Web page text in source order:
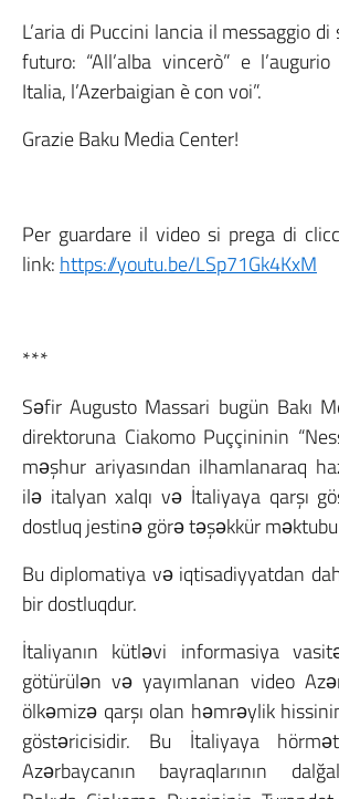
L’aria di Puccini lancia il messaggio
futuro: “All’alba vincerò” e
Italia, l’Azerbaigian è con voi”.
Grazie Baku Media Center!
Per guardare il video si prega di
link: https://youtu.be/LSp71Gk4KxM
***
Səfir Augusto Massari bugün Bakı
direktoruna Ciakomo Puççininin
məşhur ariyasından ilhamlanaraq
ilə italyan xalqı və İtaliyaya qarşı
dostluq jestinə görə təşəkkür
Bu diplomatiya və iqtisadiyyatdan
bir dostluqdur.
İtaliyanın kütləvi informasiya
götürülən və yayımlanan video
ölkəmizə qarşı olan həmrəylik
göstəricisidir. Bu İtaliyaya
Azərbaycanın bayraqlarının